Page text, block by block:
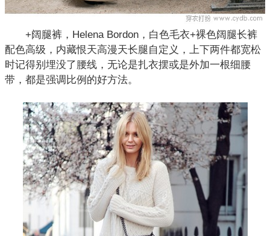
+阔腿裤，Helena Bordon，白色毛衣+裸色阔腿长裤
配色高级，内藏恨天高漫天长腿自定义，上下两件都宽松
时记得别埋没了腰线，无论是扎衣摆或是外加一根细腰
带，都是强调比例的好方法。